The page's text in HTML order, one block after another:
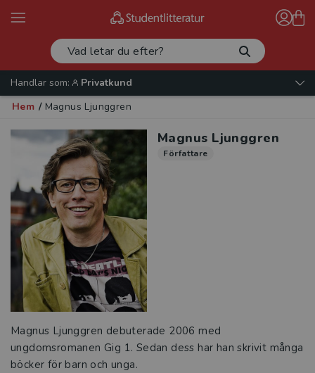
Handlar som:
Privatkund
Hem / Magnus Ljunggren
Magnus Ljunggren
Författare
Magnus Ljunggren debuterade 2006 med
ungdomsromanen Gig 1. Sedan dess har han skrivit många
böcker för barn och unga.